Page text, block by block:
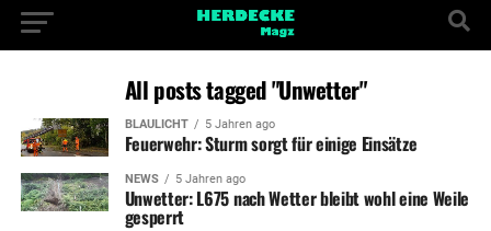
All posts tagged "Unwetter"
BLAULICHT 5 Jahren ago
Feuerwehr: Sturm sorgt für einige Einsätze
NEWS 5 Jahren ago
Unwetter: L675 nach Wetter bleibt wohl eine Weile
gesperrt